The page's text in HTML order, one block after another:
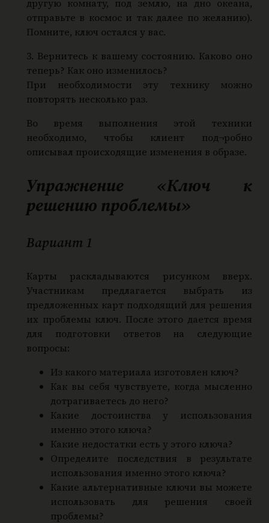
другую комнату, под землю, на дно океана,
отправьте в космос и так далее по желанию).
Помните, ключ остался у вас.
3. Вернитесь к вашему состоянию. Каково оно
теперь? Как оно изменилось?
При необходимости эту технику можно
повторять несколько раз.
Во время выполнения этой техники
необходимо, чтобы клиент под¬робно
описывал происходящие изменения в образе.
Упражнение «Ключ к
решению проблемы»
Вариант 1
Карты раскладываются рисунком вверх.
Участникам предлагается выбрать из
предложенных карт подходящий для решения
их проблемы ключ. После этого дается время
для подготовки ответов на следующие
вопросы:
Из какого материала изготовлен ключ?
Как вы себя чувствуете, когда мысленно
дотрагиваетесь до него?
Какие достоинства у использования
именно этого ключа?
Какие недостатки есть у этого ключа?
Определите последствия в результате
использования именно этого ключа?
Какие альтернативные ключи вы можете
использовать для решения своей
проблемы?